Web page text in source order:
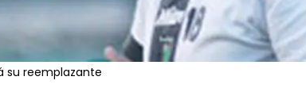
su reemplazante